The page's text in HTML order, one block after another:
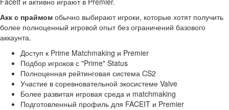
Акк с праймом обычно выбирают игроки, которые хотят получить
более полноценный игровой опыт без ограничений базового
аккаунта.
Доступ к Prime Matchmaking и Premier
Подбор игроков с "Prime" Status
Полноценная рейтинговая система CS2
Участие в соревновательной экосистеме Valve
Более развитая игровая среда и matchmaking
Подготовленный профиль для FACEIT и Premier